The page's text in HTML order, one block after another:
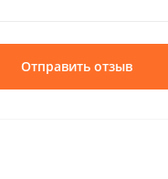
Отправить отзыв